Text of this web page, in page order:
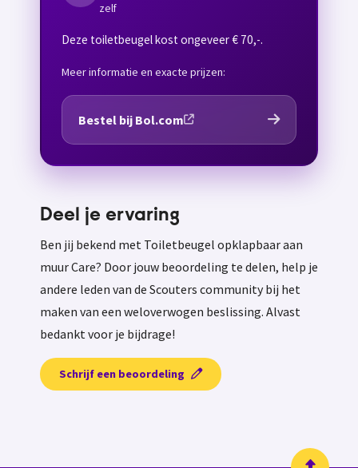
zelf
Deze toiletbeugel kost ongeveer € 70,-.
Meer informatie en exacte prijzen:
Bestel bij Bol.com
Deel je ervaring
Ben jij bekend met Toiletbeugel opklapbaar aan
muur Care? Door jouw beoordeling te delen, help je
andere leden van de Scouters community bij het
maken van een weloverwogen beslissing. Alvast
bedankt voor je bijdrage!
Schrijf een beoordeling